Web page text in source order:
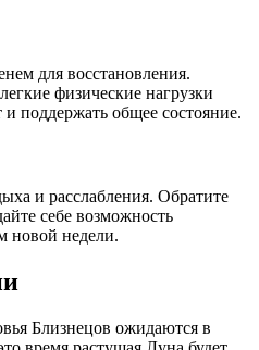
для восстановления.
физические нагрузки
поддержать общее состояние.
и расслабления. Обратите
себе возможность
новой недели.
Близнецов ожидаются в